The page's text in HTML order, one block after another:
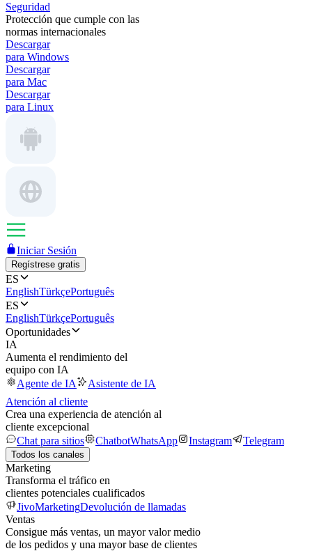
Seguridad
Protección que cumple con las
normas internacionales
Descargar
para Windows
Descargar
para Mac
Descargar
para Linux
Iniciar Sesión
Regístrese gratis
ES
EnglishTürkçePortuguês
ES
EnglishTürkçePortuguês
Oportunidades
IA
Aumenta el rendimiento del
equipo con IA
Agente de IA
Asistente de IA
Atención al cliente
Crea una experiencia de atención al
cliente excepcional
Chat para sitios
ChatbotWhatsApp Instagram Telegram
Todos los canales
Marketing
Transforma el tráfico en
clientes potenciales cualificados
JivoMarketingDevolución de llamadas
Ventas
Consigue más ventas, un mayor valor medio
de los pedidos y una mayor base de clientes